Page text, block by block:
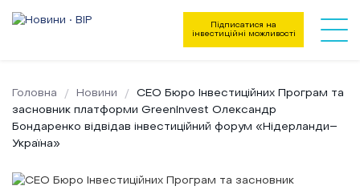
Підписатися на
інвестиційні можливості
Головна Новини
СЕО Бюро Інвестиційних Програм та
засновник платформи GreenInvest Олександр
Бондаренко відвідав інвестиційний форум «Нідерланди–
Україна»